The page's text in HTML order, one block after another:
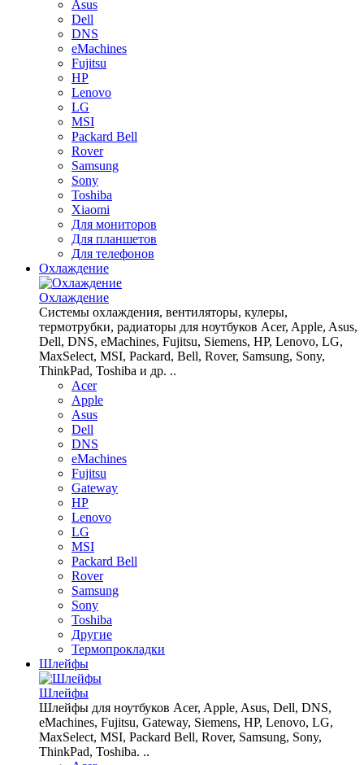
Asus
Dell
DNS
eMachines
Fujitsu
HP
Lenovo
LG
MSI
Packard Bell
Rover
Samsung
Sony
Toshiba
Xiaomi
Для мониторов
Для планшетов
Для телефонов
Охлаждение
Охлаждение
Системы охлаждения, вентиляторы, кулеры,
термотрубки, радиаторы для ноутбуков Acer, Apple, Asus,
Dell, DNS, eMachines, Fujitsu, Siemens, HP, Lenovo, LG,
MaxSelect, MSI, Packard, Bell, Rover, Samsung, Sony,
ThinkPad, Toshiba и др. ..
Acer
Apple
Asus
Dell
DNS
eMachines
Fujitsu
Gateway
HP
Lenovo
LG
MSI
Packard Bell
Rover
Samsung
Sony
Toshiba
Другие
Термопрокладки
Шлейфы
Шлейфы
Шлейфы для ноутбуков Acer, Apple, Asus, Dell, DNS,
eMachines, Fujitsu, Gateway, Siemens, HP, Lenovo, LG,
MaxSelect, MSI, Packard Bell, Rover, Samsung, Sony,
ThinkPad, Toshiba. ..